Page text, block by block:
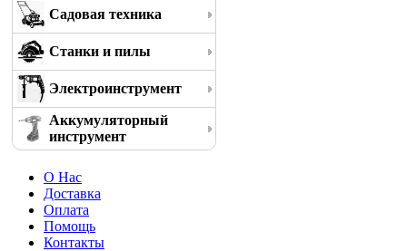
Садовая техника
Станки и пилы
Электроинструмент
Аккумуляторный
инструмент
О Нас
Доставка
Оплата
Помощь
Контакты